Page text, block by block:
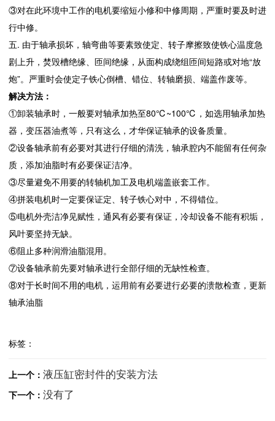
③对在此环境中工作的电机要缩短小修和中修周期，严重时要及时进
行中修。
五. 由于轴承损坏，轴弯曲等要素致使定、转子摩擦致使铁心温度急
剧上升，焚毁槽绝缘、匝间绝缘，从面构成绕组匝间短路或对地“放
炮”。严重时会使定子铁心倒槽、错位、转轴磨损、端盖作废等。
解决方法：
①卸装轴承时，一般要对轴承加热至80℃~100℃，如选用轴承加热
器，变压器油煮等，只有这么，才华保证轴承的设备质量。
②设备轴承前有必要对其进行仔细的清洗，轴承腔内不能留有任何杂
质，添加油脂时有必要保证洁净。
③尽量避免不用要的转轴机加工及电机端盖嵌套工作。
④拼装电机时一定要保证定、转子铁心对中，不得错位。
⑤电机外壳洁净见赋性，通风有必要有保证，冷却设备不能有积垢，
风叶要坚持无缺。
⑥阻止多种润滑油脂混用。
⑦设备轴承前先要对轴承进行全部仔细的无缺性检查。
⑧对于长时间不用的电机，运用前有必要进行必要的溃散检查，更新
轴承油脂
标签：
上一个： 液压缸密封件的安装方法
下一个： 没有了